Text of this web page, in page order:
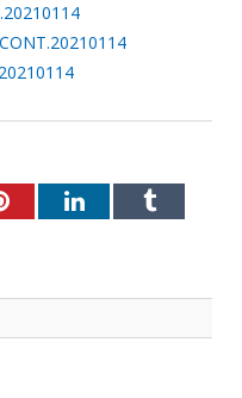
PinterestLinkedInTumblr